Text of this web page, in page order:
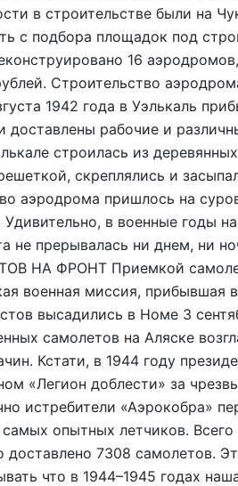
в строительстве были на
с подбора площадок под
16
Строительство
1942 года в Уэлькаль
доставлены рабочие и
строилась из
скреплялись и
аэродрома пришлось на
в военные годы
не прерывалась ни днем, ни
НА ФРОНТ Приемкой
военная миссия, прибывшая
высадились в Номе 3
самолетов на Аляске
Кстати, в 1944 году
«Легион доблести» за
истребители «Аэрокобра»
опытных летчиков.
7308 самолетов.
что в 1944–1945 годах